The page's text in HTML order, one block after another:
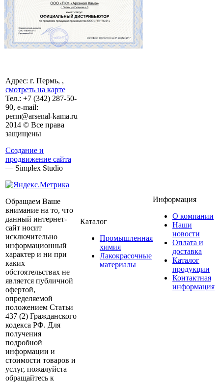
Адрес: г. Пермь, ,
смотреть на карте
Тел.: +7 (342) 287-50-
90, e-mail:
perm@arsenal-kama.ru
2014 © Все права
защищены
Создание и
продвижение сайта
— Simplex Studio
Обращаем Ваше
внимание на то, что
данный интернет-
сайт носит
исключительно
информационный
характер и ни при
каких
обстоятельствах не
является публичной
офертой,
определяемой
положением Статьи
437 (2) Гражданского
кодекса РФ. Для
получения
подробной
информации и
стоимости товаров и
услуг, пожалуйста
обращайтесь к
Каталог
Промышленная
химия
Лакокрасочные
материалы
Информация
О компании
Наши
новости
Оплата и
доставка
Каталог
продукции
Контактная
информация